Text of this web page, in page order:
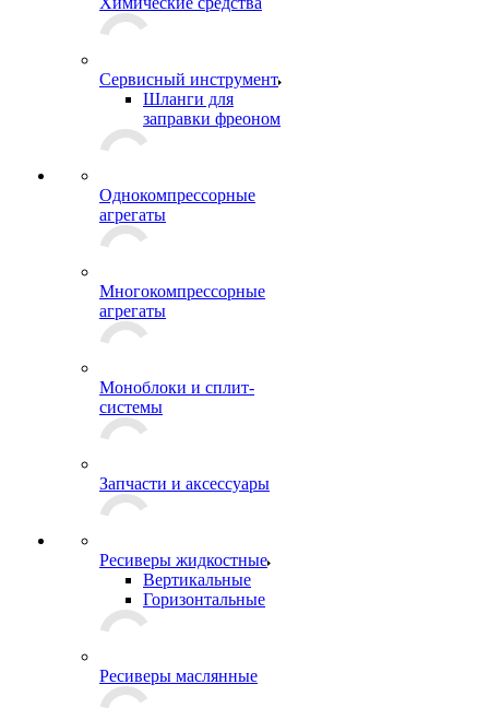
Сервисный инструмент
Шланги для
заправки фреоном
Однокомпрессорные
агрегаты
Многокомпрессорные
агрегаты
Моноблоки и сплит-
системы
Запчасти и аксессуары
Ресиверы жидкостные
Вертикальные
Горизонтальные
Ресиверы маслянные